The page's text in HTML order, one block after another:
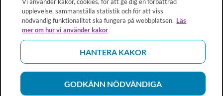
upplevelse, sammanställa statistik och för att viss
nödvändig funktionalitet ska fungera på webbplatsen. Läs
mer om hur vi använder kakor
HANTERA KAKOR
GODKÄNN NÖDVÄNDIGA